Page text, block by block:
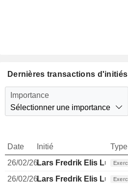
Dernières transactions
Importance
Sélectionner une importance
Date Initié Type
26/02/26Lars Fredrik Elis
26/02/26Lars Fredrik Elis